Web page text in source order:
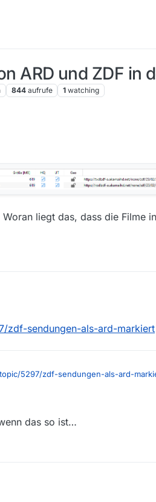
ARD und ZDF in
844 aufrufe 1 watching
liegt das, dass die Filme
Woran liegt das, dass die Filme in der
zdf-sendungen-als-ard-markiert
5297/zdf-sendungen-als-ard-
das so ist…